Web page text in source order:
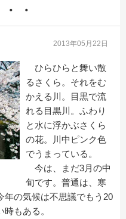
・
2013年05月22日
ひらひらと舞い散
るさくら。それをむ
かえる川。目黒で流
れる目黒川。ふわり
と水に浮かぶさくら
の花。川中ピンク色
でうまっている。
今は、まだ3月の中
旬です。普通は、寒
年の気候は不思議でもう20
もある。